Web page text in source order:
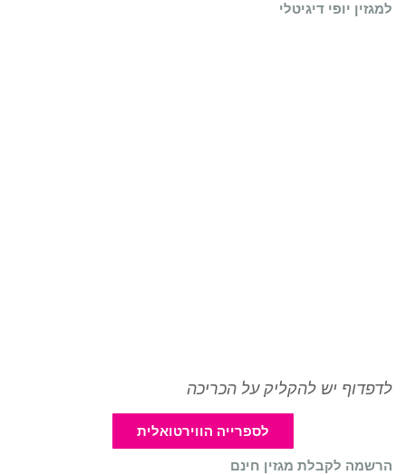
למגזין יופי דיגיטלי
לדפדוף יש להקליק על הכריכה
לספרייה הווירטואלית
הרשמה לקבלת מגזין חינם